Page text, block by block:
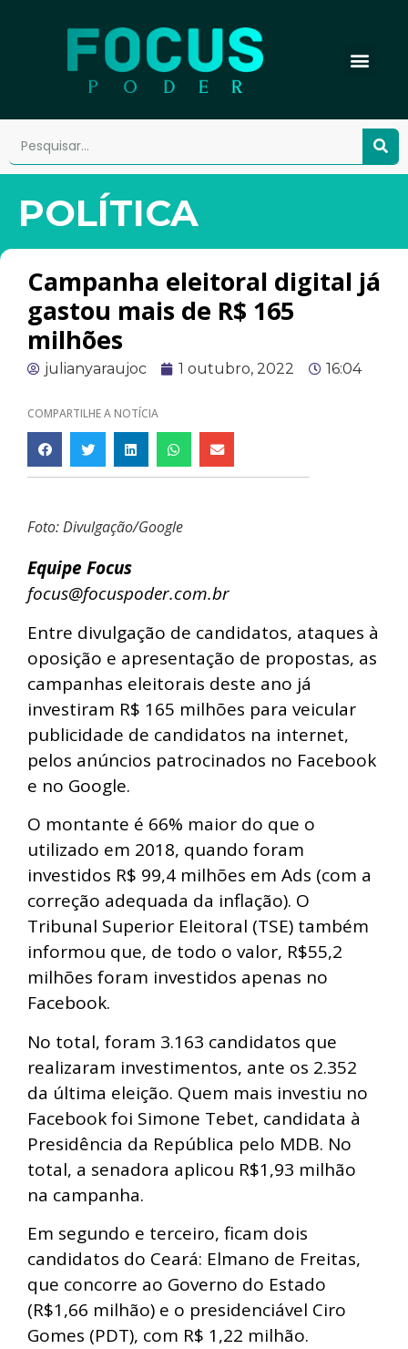
POLÍTICA
Campanha eleitoral digital já
gastou mais de R$ 165
milhões
julianyaraujoc 1 outubro, 2022 16:04
COMPARTILHE A NOTÍCIA
Foto: Divulgação/Google
Equipe Focus
focus@focuspoder.com.br
Entre divulgação de candidatos, ataques à
oposição e apresentação de propostas, as
campanhas eleitorais deste ano já
investiram R$ 165 milhões para veicular
publicidade de candidatos na internet,
pelos anúncios patrocinados no Facebook
e no Google.
O montante é 66% maior do que o
utilizado em 2018, quando foram
investidos R$ 99,4 milhões em Ads (com a
correção adequada da inflação). O
Tribunal Superior Eleitoral (TSE) também
informou que, de todo o valor, R$55,2
milhões foram investidos apenas no
Facebook.
No total, foram 3.163 candidatos que
realizaram investimentos, ante os 2.352
da última eleição. Quem mais investiu no
Facebook foi Simone Tebet, candidata à
Presidência da República pelo MDB. No
total, a senadora aplicou R$1,93 milhão
na campanha.
Em segundo e terceiro, ficam dois
candidatos do Ceará: Elmano de Freitas,
que concorre ao Governo do Estado
(R$1,66 milhão) e o presidenciável Ciro
Gomes (PDT), com R$ 1,22 milhão.